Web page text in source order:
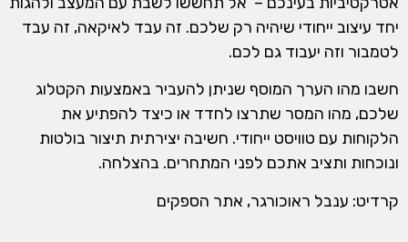
יחד עיצוב ייחודי שיהיה רק שלכם. זה עבד לאיקאה, זה עבד
לטמבור וזה יעבוד גם לכם.
חשבו מהו הערך המוסף שניתן להעביר באמצעות הקטלוג
שלכם, מהו המסר שתרצו לחדד או כיצד להפתיע את
הלקוחות עם טוויסט ייחודי. חשיבה יצירתית תיצור בולטות
ונוכחות ותציב אתכם לפני המתחרים. בהצלחה.
קרדיט: ענבל ראוכורגר, אתר הספקים